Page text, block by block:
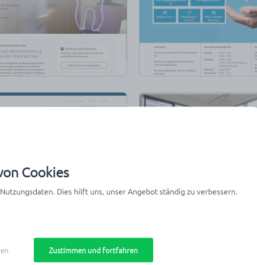
Cookies
Dies hilft uns, unser Angebot ständig zu verbessern.
Zustimmen und fortfahren